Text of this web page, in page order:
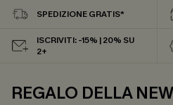
SPEDIZIONE GRATIS*
ISCRIVITI: -15% | 20% SU
2+
REGALO DELLA